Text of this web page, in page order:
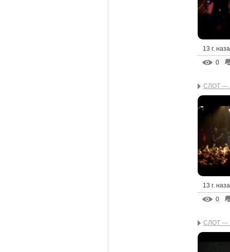
13 г.
0
СЛОТ —
13 г.
0
СЛОТ —